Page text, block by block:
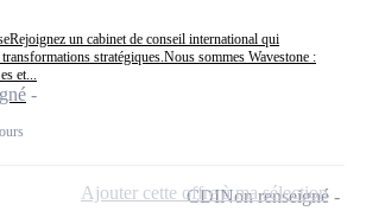
un cabinet de conseil international qui
stratégiques.Nous sommes Wavestone :
et...
CDINon renseigné
Ajouter cette offre à ma sélection